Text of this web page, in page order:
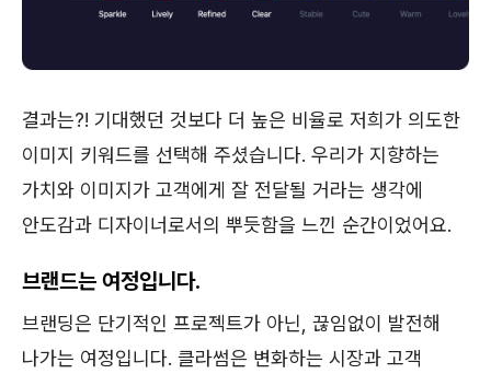
결과는?! 기대했던 것보다 더 높은 비율로 저희가 의도한
이미지 키워드를 선택해 주셨습니다. 우리가 지향하는
가치와 이미지가 고객에게 잘 전달될 거라는 생각에
안도감과 디자이너로서의 뿌듯함을 느낀 순간이었어요.
브랜드는 여정입니다.
브랜딩은 단기적인 프로젝트가 아닌, 끊임없이 발전해
나가는 여정입니다. 클라썸은 변화하는 시장과 고객